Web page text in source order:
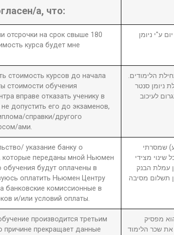
а, что:
отсрочки на срок свыше 180
курса будет мне
1. במידה ויבוטל או יידחה הקורס לתקופה העולה על 180 יום ע"י ניומן
стоимость курсов до начала
стоимости обучения
вправе отказать ученику в
допустить его до экзаменов,
справки/другого
ами.
הלימודים.
ניומן סנטר
לעיכוב
указание банку о
переданы мной Ньюмен
обучения будут оплачены в
оплатить Ньюмен Центру
банковские комиссионные в
и/или условий оплаты.
שמסרתי
שינוי מצידי
עמלת הבנק
תשלום מסיבה
производится третьим
причине прекращает данные
מפסיק
שכר הלימוד